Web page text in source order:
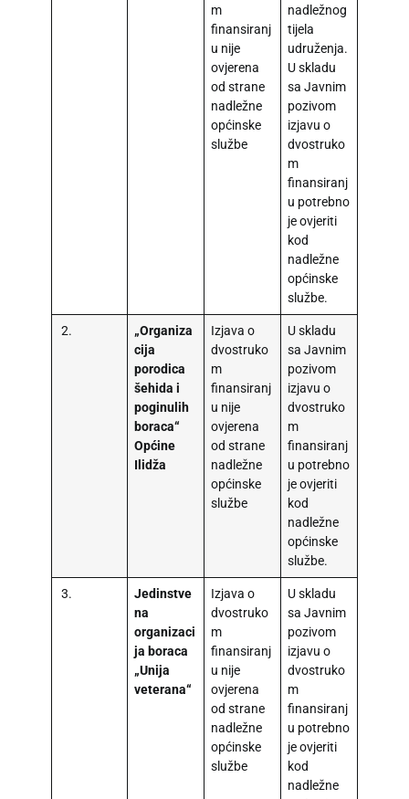
m
finansiranj
u nije
ovjerena
od strane
nadležne
općinske
službe
nadležnog
tijela
udruženja.
U skladu
sa Javnim
pozivom
izjavu o
dvostruko
m
finansiranj
u potrebno
je ovjeriti
kod
nadležne
općinske
službe.
2.
„Organiza
cija
porodica
šehida i
poginulih
boraca“
Općine
Ilidža
Izjava o
dvostruko
m
finansiranj
u nije
ovjerena
od strane
nadležne
općinske
službe
U skladu
sa Javnim
pozivom
izjavu o
dvostruko
m
finansiranj
u potrebno
je ovjeriti
kod
nadležne
općinske
službe.
3.
Jedinstve
na
organizaci
ja boraca
„Unija
veterana“
Izjava o
dvostruko
m
finansiranj
u nije
ovjerena
od strane
nadležne
općinske
službe
U skladu
sa Javnim
pozivom
izjavu o
dvostruko
m
finansiranj
u potrebno
je ovjeriti
kod
nadležne